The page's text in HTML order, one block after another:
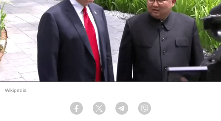
Wikipedia
Facebook Twitter Telegram